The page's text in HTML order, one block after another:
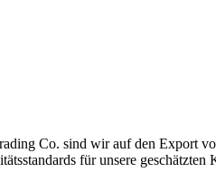
Co. sind wir auf den Export
für unsere geschätzten